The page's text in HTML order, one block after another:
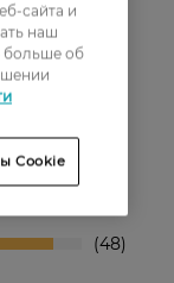
48
сайта и
наш
больше об
Cookie